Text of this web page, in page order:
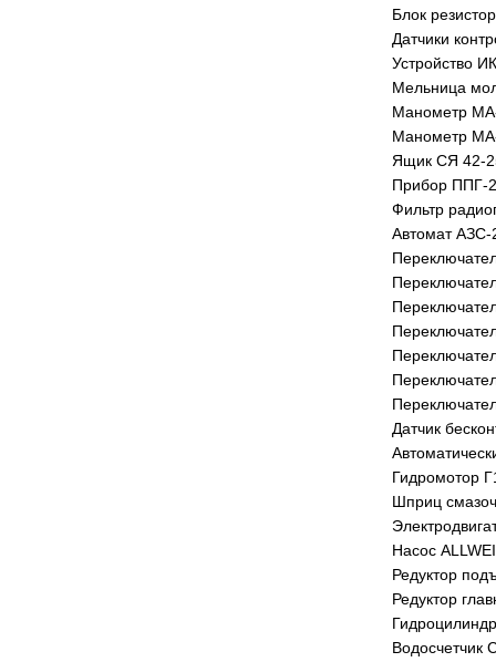
Блок
Датчики
Устройство
Мельница
Манометр
Манометр
Ящик СЯ 42-
Прибор ППГ-2
Фильтр
Автомат АЗС-
Датчик
Гидромотор
Шприц
Насос
Редуктор
Редуктор
Водосчетчик